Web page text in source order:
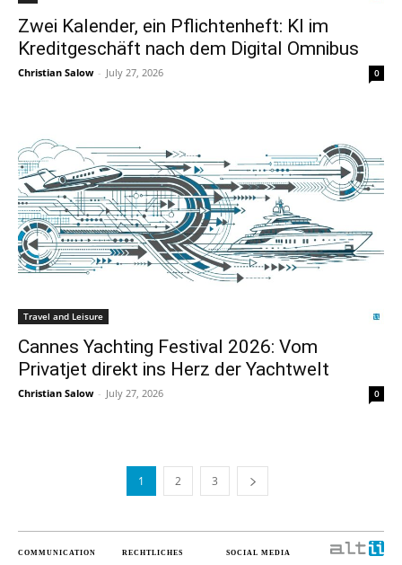
Zwei Kalender, ein Pflichtenheft: KI im
Kreditgeschäft nach dem Digital Omnibus
Christian Salow - July 27, 2026 0
Travel and Leisure
Cannes Yachting Festival 2026: Vom
Privatjet direkt ins Herz der Yachtwelt
Christian Salow - July 27, 2026 0
1 2 3
COMMUNICATION RECHTLICHES SOCIAL MEDIA